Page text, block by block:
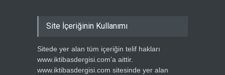
Site İçeriğinin Kullanımı
Sitede yer alan tüm içeriğin telif hakları
www.iktibasdergisi.com’a aittir.
www.iktibasdergisi.com sitesinde yer alan